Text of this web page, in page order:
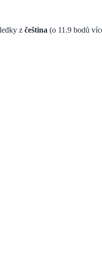
z čeština (o 11.9 bodů